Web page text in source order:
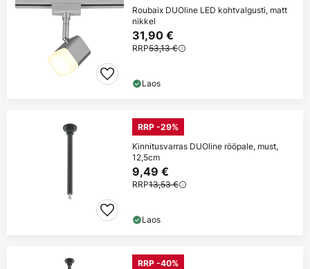
Roubaix DUOline LED kohtvalgusti, matt
nikkel
31,90 €
RRP53,13 €
Laos
RRP -29%
Kinnitusvarras DUOline rööpale, must,
12,5cm
9,49 €
RRP13,53 €
Laos
RRP -40%